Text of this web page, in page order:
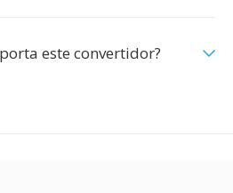
este convertidor?